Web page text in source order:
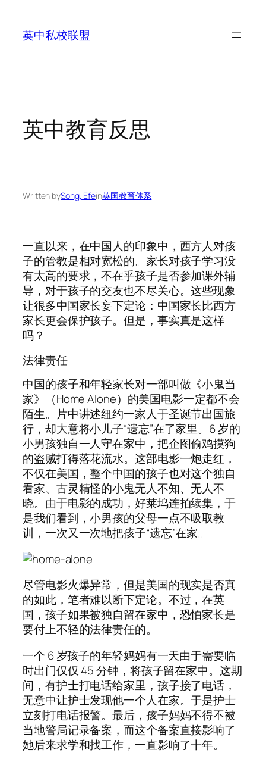
content
英中私校联盟
英中教育反思
Written bySong, Efein英国教育体系
一直以来，在中国人的印象中，西方人对孩
子的管教是相对宽松的。家长对孩子学习没
有太高的要求，不在乎孩子是否参加课外辅
导，对于孩子的交友也不尽关心。这些现象
让很多中国家长妄下定论：中国家长比西方
家长更会保护孩子。但是，事实真是这样
吗？
法律责任
中国的孩子和年轻家长对一部叫做《小鬼当
家》（Home Alone）的美国电影一定都不会
陌生。片中讲述纽约一家人于圣诞节出国旅
行，却大意将小儿子“遗忘”在了家里。6 岁的
小男孩独自一人守在家中，把企图偷鸡摸狗
的盗贼打得落花流水。这部电影一炮走红，
不仅在美国，整个中国的孩子也对这个独自
看家、古灵精怪的小鬼无人不知、无人不
晓。由于电影的成功，好莱坞连拍续集，于
是我们看到，小男孩的父母一点不吸取教
训，一次又一次地把孩子“遗忘”在家。
尽管电影火爆异常，但是美国的现实是否真
的如此，笔者难以断下定论。不过，在英
国，孩子如果被独自留在家中，恐怕家长是
要付上不轻的法律责任的。
一个 6 岁孩子的年轻妈妈有一天由于需要临
时出门仅仅 45 分钟，将孩子留在家中。这期
间，有护士打电话给家里，孩子接了电话，
无意中让护士发现他一个人在家。于是护士
立刻打电话报警。最后，孩子妈妈不得不被
当地警局记录备案，而这个备案直接影响了
她后来求学和找工作，一直影响了十年。